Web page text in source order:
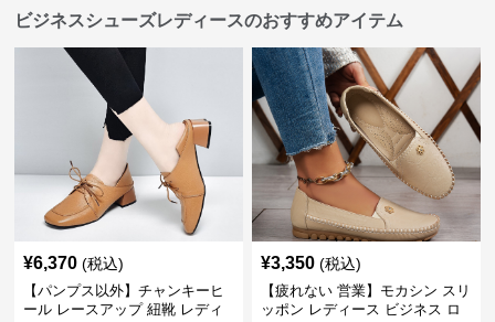
ビジネスシューズレディースのおすすめアイテム
¥6,370 (税込)
【パンプス以外】チャンキーヒ
ール レースアップ 紐靴 レディ
¥3,350 (税込)
【疲れない 営業】モカシン スリ
ッポン レディース ビジネス ロ